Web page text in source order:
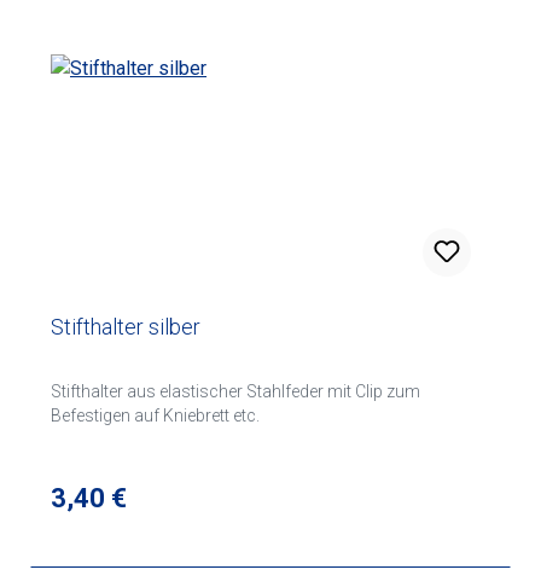
Stifthalter silber
Stifthalter aus elastischer Stahlfeder mit Clip zum
Befestigen auf Kniebrett etc.
Regulärer Preis:
3,40 €